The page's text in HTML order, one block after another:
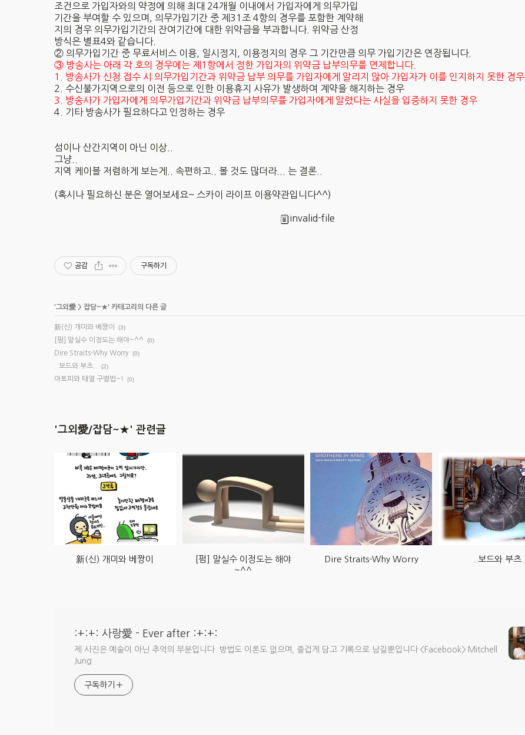
조건으로 가입자와의 약정에 의해 최대 24개월 이내에서 가입자에게 의무가입
기간을 부여할 수 있으며, 의무가입기간 중 제31조 4항의 경우를 포함한 계약해
지의 경우 의무가입기간의 잔여기간에 대한 위약금을 부과합니다. 위약금 산정
방식은 별표4와 같습니다.
② 의무가입기간 중 무료서비스 이용, 일시정지, 이용정지의 경우 그 기간만큼 의무 가입기간은 연장됩니다.
③ 방송사는 아래 각 호의 경우에는 제1항에서 정한 가입자의 위약금 납부의무를 면제합니다.
1. 방송사가 신청 접수 시 의무가입기간과 위약금 납부 의무를 가입자에게 알리지 않아 가입자가 이를 인지하지 못한 경우
2. 수신불가지역으로의 이전 등으로 인한 이용휴지 사유가 발생하여 계약을 해지하는 경우
3. 방송사가 가입자에게 의무가입기간과 위약금 납부의무를 가입자에게 알렸다는 사실을 입증하지 못한 경우
4. 기타 방송사가 필요하다고 인정하는 경우
섬이나 산간지역이 아닌 이상..
그냥..
지역 케이블 저렴하게 보는게.. 속편하고.. 볼 것도 많더라... 는 결론..
(혹시나 필요하신 분은 열어보세요~ 스카이 라이프 이용약관입니다^^)
invalid-file
공감 구독하기
'그외愛 > 잡담~★' 카테고리의 다른 글
新(신) 개미와 베짱이 (3)
[펌] 말실수 이정도는 해야~^^
(0)
Dire Straits-Why Worry (0)
..보드와 부츠..
(2)
아토피와 태열 구별법~!
(0)
'그외愛/잡담~★' 관련글
新(신) 개미와 베짱이
[펌] 말실수 이정도는 해야
~^^
Dire Straits-Why Worry ..보드와 부츠..
:+:+: 사랑愛 - Ever after :+:+:
제 사진은 예술이 아닌 추억의 부분입니다. 방법도 이론도 없으며, 즐겁게 담고 기록으로 남길뿐입니다 <Facebook> Mitchell
Jung
구독하기